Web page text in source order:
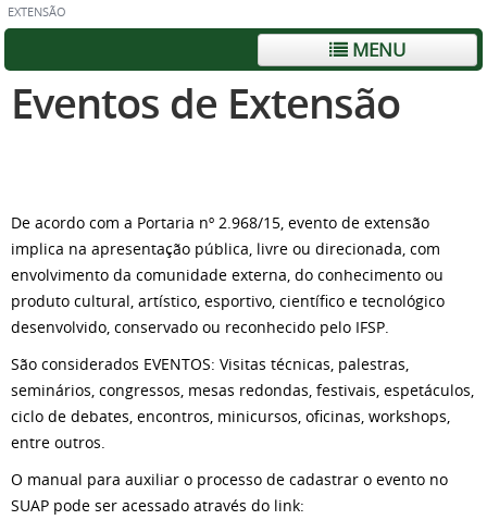
EXTENSÃO
MENU
Eventos de Extensão
De acordo com a Portaria nº 2.968/15, evento de extensão
implica na apresentação pública, livre ou direcionada, com
envolvimento da comunidade externa, do conhecimento ou
produto cultural, artístico, esportivo, científico e tecnológico
desenvolvido, conservado ou reconhecido pelo IFSP.
São considerados EVENTOS: Visitas técnicas, palestras,
seminários, congressos, mesas redondas, festivais, espetáculos,
ciclo de debates, encontros, minicursos, oficinas, workshops,
entre outros.
O manual para auxiliar o processo de cadastrar o evento no
SUAP pode ser acessado através do link: